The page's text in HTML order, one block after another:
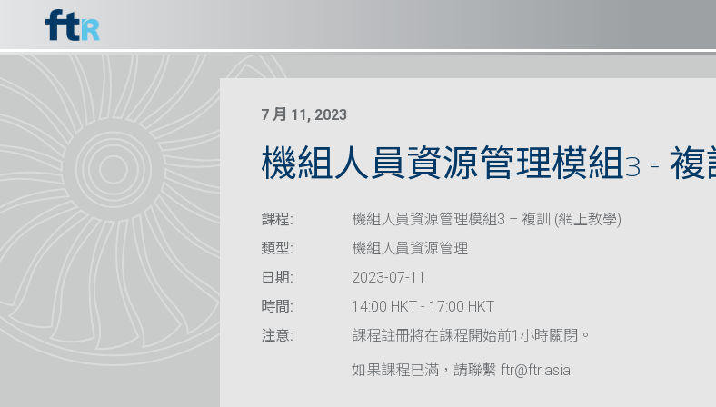
7 月 11, 2023
機組人員資源管理模組3 – 複
課程:
機組人員資源管理模組3 – 複訓 (網上教學)
類型:
機組人員資源管理
日期:
2023-07-11
時間:
14:00 HKT - 17:00 HKT
注意:
課程註冊將在課程開始前1小時關閉。
如果課程已滿，請聯繫 ftr@ftr.asia